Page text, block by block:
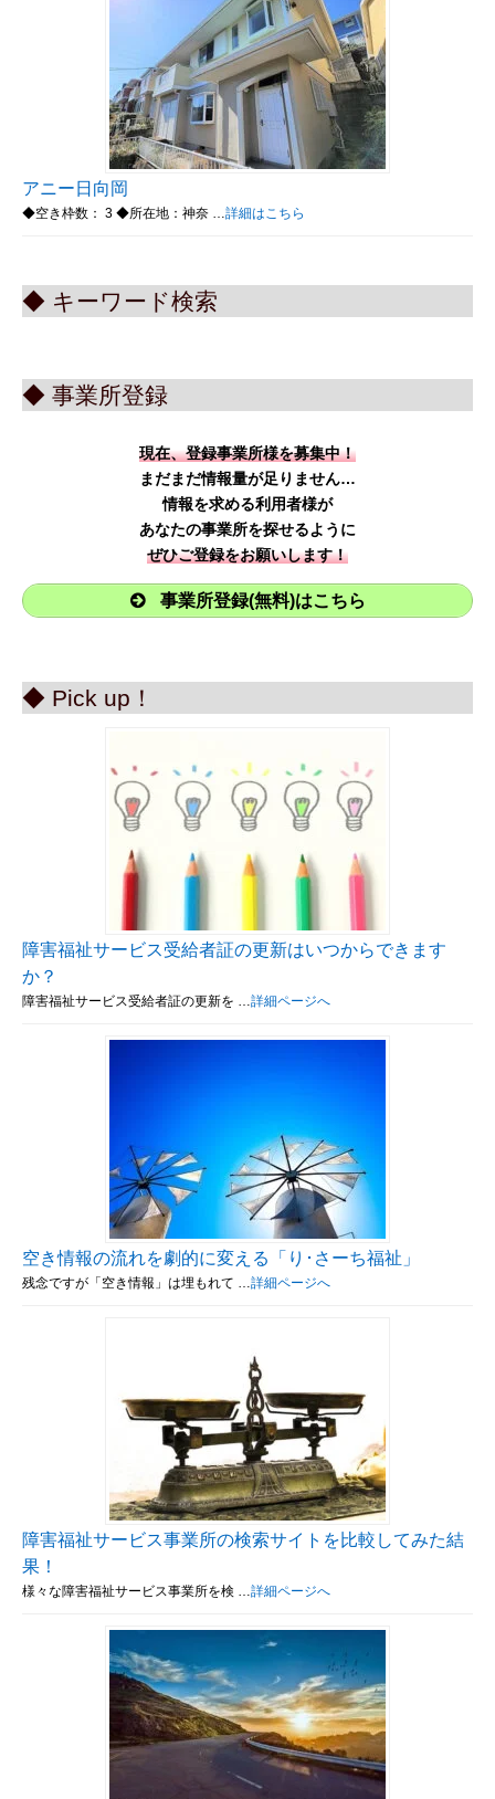
アニー日向岡
◆空き枠数： 3 ◆所在地：神奈 …詳細はこちら
◆ キーワード検索
◆ 事業所登録
現在、登録事業所様を募集中！
まだまだ情報量が足りません…
情報を求める利用者様が
あなたの事業所を探せるように
ぜひご登録をお願いします！
事業所登録(無料)はこちら
◆ Pick up！
障害福祉サービス受給者証の更新はいつからできます
か？
障害福祉サービス受給者証の更新を …詳細ページへ
空き情報の流れを劇的に変える「り･さーち福祉」
残念ですが「空き情報」は埋もれて …詳細ページへ
障害福祉サービス事業所の検索サイトを比較してみた結
果！
様々な障害福祉サービス事業所を検 …詳細ページへ